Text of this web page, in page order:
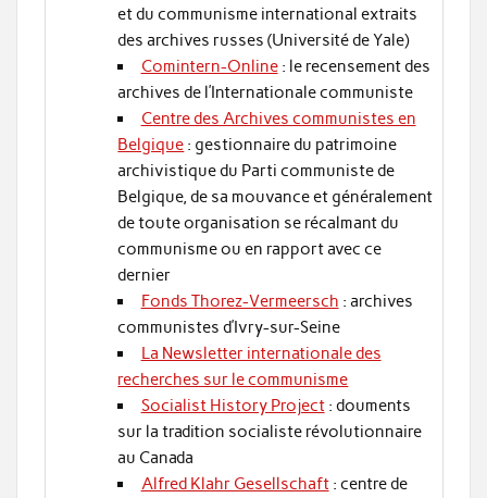
et du communisme international extraits
des archives russes (Université de Yale)
Comintern-Online: le recensement des
archives de l’Internationale communiste
Centre des Archives communistes en
Belgique : gestionnaire du patrimoine
archivistique du Parti communiste de
Belgique, de sa mouvance et généralement
de toute organisation se récalmant du
communisme ou en rapport avec ce
dernier
Fonds Thorez-Vermeersch : archives
communistes d’Ivry-sur-Seine
La Newsletter internationale des
recherches sur le communisme
Socialist History Project: douments
sur la tradition socialiste révolutionnaire
au Canada
Alfred Klahr Gesellschaft: centre de